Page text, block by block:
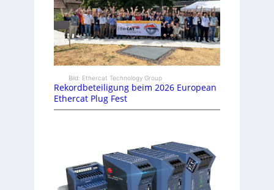
Bild: Ethercat Technology Group
Rekordbeteiligung beim 2026 European
Ethercat Plug Fest